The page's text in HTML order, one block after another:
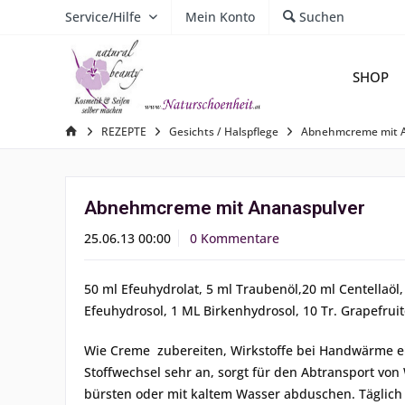
Service/Hilfe Mein Konto Suchen
SHOP
REZEPTE Gesichts / Halspflege Abnehmcreme mit
Abnehmcreme mit Ananaspulver
25.06.13 00:00 0 Kommentare
50 ml Efeuhydrolat, 5 ml Traubenöl,20 ml
Efeuhydrosol, 1 ML Birkenhydrosol, 10 Tr.
Wie Creme zubereiten, Wirkstoffe bei Handwärme
Stoffwechsel sehr an, sorgt für den Abtransport
bürsten oder mit kaltem Wasser abduschen.